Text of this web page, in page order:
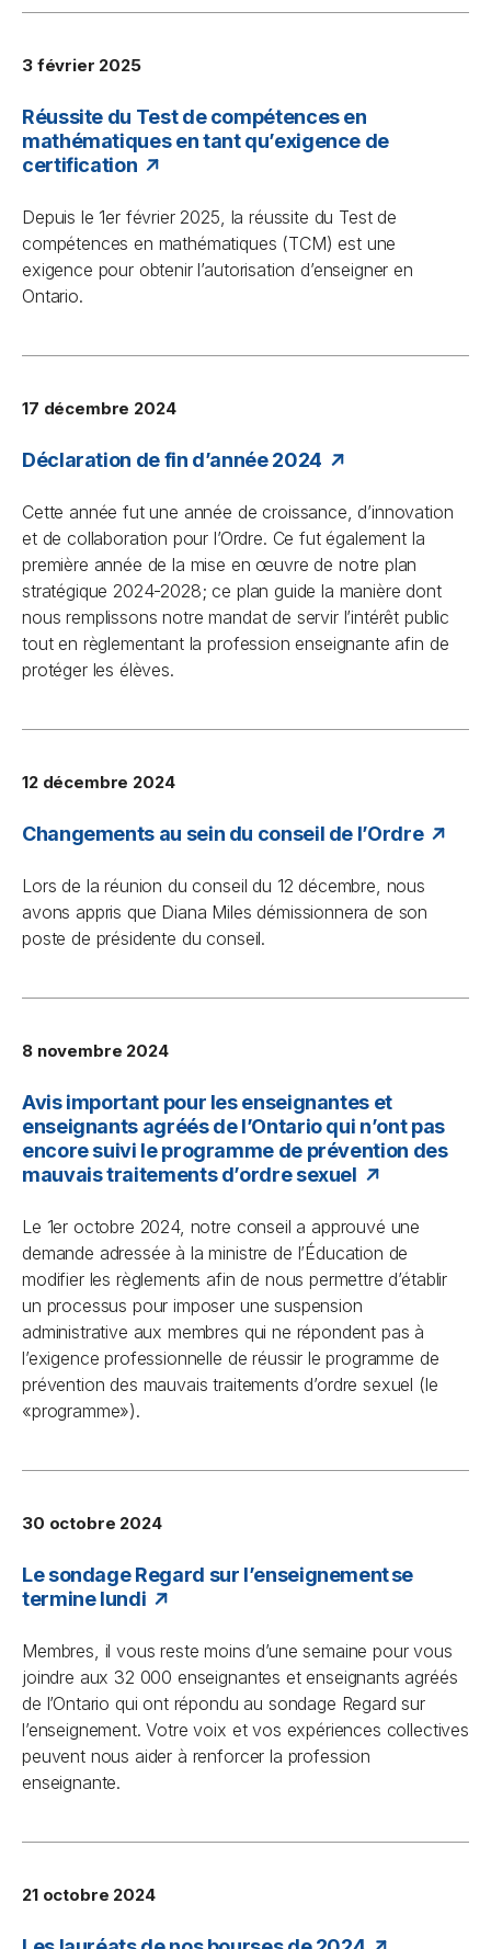
3 février 2025
Réussite du Test de compétences en
mathématiques en tant qu’exigence de
certification
Depuis le 1er février 2025, la réussite du Test de
compétences en mathématiques (TCM) est une
exigence pour obtenir l’autorisation d’enseigner en
Ontario.
17 décembre 2024
Déclaration de fin d’année 2024
Cette année fut une année de croissance, d’innovation
et de collaboration pour l’Ordre. Ce fut également la
première année de la mise en œuvre de notre plan
stratégique 2024-2028; ce plan guide la manière dont
nous remplissons notre mandat de servir l’intérêt public
tout en règlementant la profession enseignante afin de
protéger les élèves.
12 décembre 2024
Changements au sein du conseil de l’Ordre
Lors de la réunion du conseil du 12 décembre, nous
avons appris que Diana Miles démissionnera de son
poste de présidente du conseil.
8 novembre 2024
Avis important pour les enseignantes et
enseignants agréés de l’Ontario qui n’ont pas
encore suivi le programme de prévention des
mauvais traitements d’ordre sexuel
Le 1er octobre 2024, notre conseil a approuvé une
demande adressée à la ministre de l’Éducation de
modifier les règlements afin de nous permettre d’établir
un processus pour imposer une suspension
administrative aux membres qui ne répondent pas à
l’exigence professionnelle de réussir le programme de
prévention des mauvais traitements d’ordre sexuel (le
«programme»).
30 octobre 2024
Le sondage Regard sur l’enseignement se
termine lundi
Membres, il vous reste moins d’une semaine pour vous
joindre aux 32 000 enseignantes et enseignants agréés
de l’Ontario qui ont répondu au sondage Regard sur
l’enseignement. Votre voix et vos expériences collectives
peuvent nous aider à renforcer la profession
enseignante.
21 octobre 2024